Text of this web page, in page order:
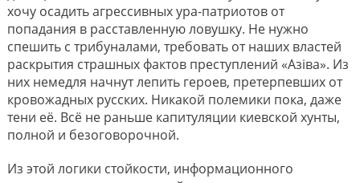
хочу осадить агрессивных ура-патриотов от
попадания в расставленную ловушку. Не нужно
спешить с трибуналами, требовать от наших властей
раскрытия страшных фактов преступлений «Азiва». Из
них немедля начнут лепить героев, претерпевших от
кровожадных русских. Никакой полемики пока, даже
тени её. Всё не раньше капитуляции киевской хунты,
полной и безоговорочной.
Из этой логики стойкости, информационного